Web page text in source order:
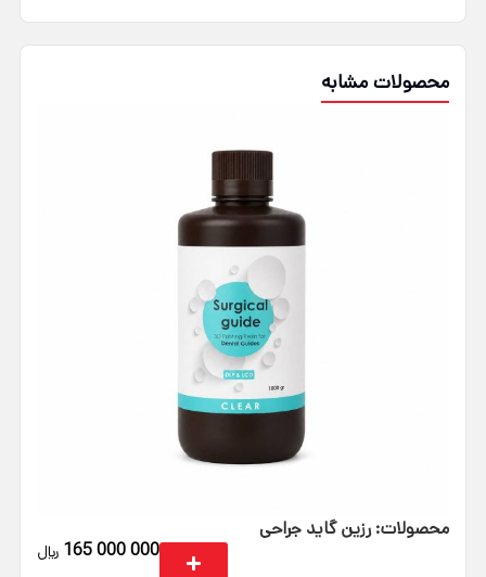
محصولات مشابه
محصولات: رزین گاید جراحی
﷼ 165 000 000